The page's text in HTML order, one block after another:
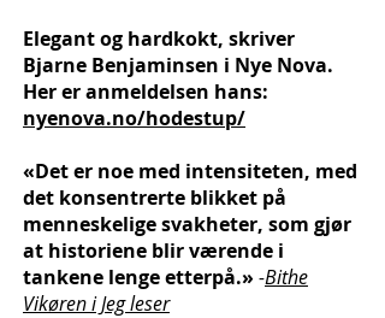
Elegant og hardkokt, skriver
Bjarne Benjaminsen i Nye Nova.
Her er anmeldelsen hans:
nyenova.no/hodestup/
«Det er noe med intensiteten, med
det konsentrerte blikket på
menneskelige svakheter, som gjør
at historiene blir værende i
tankene lenge etterpå.» -Bithe
Vikøren i Jeg leser